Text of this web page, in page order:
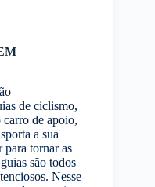
de ciclismo,
carro de apoio,
a sua
para tornar as
são todos
Nesse